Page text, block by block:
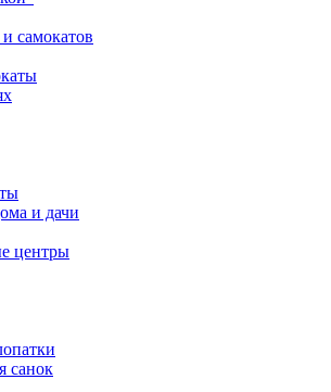
самокатов
и дачи
центры
санок